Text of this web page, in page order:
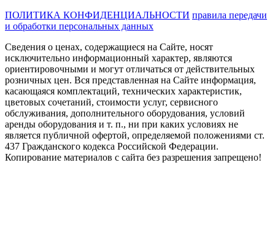
ПОЛИТИКА КОНФИДЕНЦИАЛЬНОСТИ правила передачи
и обработки персональных данных
Сведения о ценах, содержащиеся на Сайте, носят
исключительно информационный характер, являются
ориентировочными и могут отличаться от действительных
розничных цен. Вся представленная на Сайте информация,
касающаяся комплектаций, технических характеристик,
цветовых сочетаний, стоимости услуг, сервисного
обслуживания, дополнительного оборудования, условий
аренды оборудования и т. п., ни при каких условиях не
является публичной офертой, определяемой положениями ст.
437 Гражданского кодекса Российской Федерации.
Копирование материалов с сайта без разрешения запрещено!